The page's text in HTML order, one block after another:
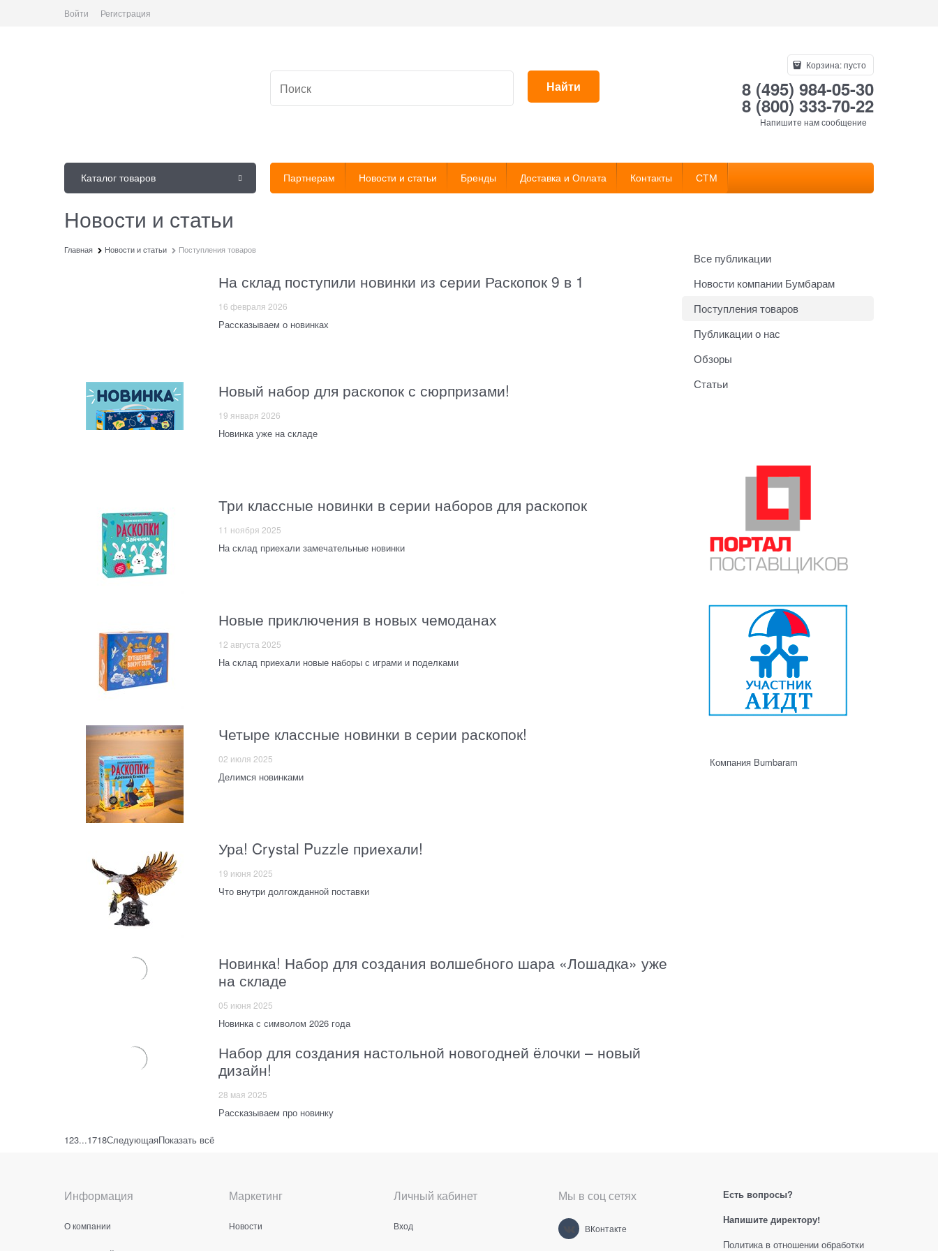
Войти Регистрация
Найти
Корзина:пусто
8 (495) 984-05-30
8 (800) 333-70-22
Напишите нам сообщение
Каталог товаров Партнерам Новости и статьи Бренды Доставка и Оплата Контакты СТМ
Новости и статьи
Главная Новости и статьи Поступления товаров
На склад поступили новинки из серии Раскопок 9 в 1
16 февраля 2026
Рассказываем о новинках
Новый набор для раскопок с сюрпризами!
19 января 2026
Новинка уже на складе
Три классные новинки в серии наборов для раскопок
11 ноября 2025
На склад приехали замечательные новинки
Новые приключения в новых чемоданах
12 августа 2025
На склад приехали новые наборы с играми и поделками
Четыре классные новинки в серии раскопок!
02 июля 2025
Делимся новинками
Ура! Crystal Puzzle приехали!
19 июня 2025
Что внутри долгожданной поставки
Новинка! Набор для создания волшебного шара «Лошадка» уже
на складе
05 июня 2025
Новинка с символом 2026 года
Набор для создания настольной новогодней ёлочки – новый
дизайн!
28 мая 2025
Рассказываем про новинку
123...1718СледующаяПоказать всё
Все публикации
Новости компании Бумбарам
Поступления товаров
Публикации о нас
Обзоры
Статьи
Компания Bumbaram
Информация
О компании
Маркетинг
Новости
Личный кабинет
Вход
Мы в соц сетях
ВКонтакте
Есть вопросы?
Напишите директору!
Политика в отношении обработки